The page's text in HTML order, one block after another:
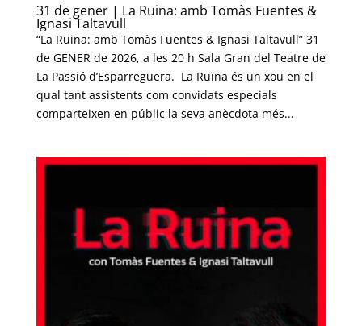
31 de gener | La Ruina: amb Tomàs Fuentes &
Ignasi Taltavull
“La Ruina: amb Tomàs Fuentes & Ignasi Taltavull” 31
de GENER de 2026, a les 20 h Sala Gran del Teatre de
La Passió d’Esparreguera. La Ruïna és un xou en el
qual tant assistents com convidats especials
comparteixen en públic la seva anècdota més...